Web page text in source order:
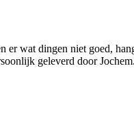
wat dingen niet goed,
geleverd door